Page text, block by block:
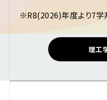
※R8(2026)年度より7学
理工